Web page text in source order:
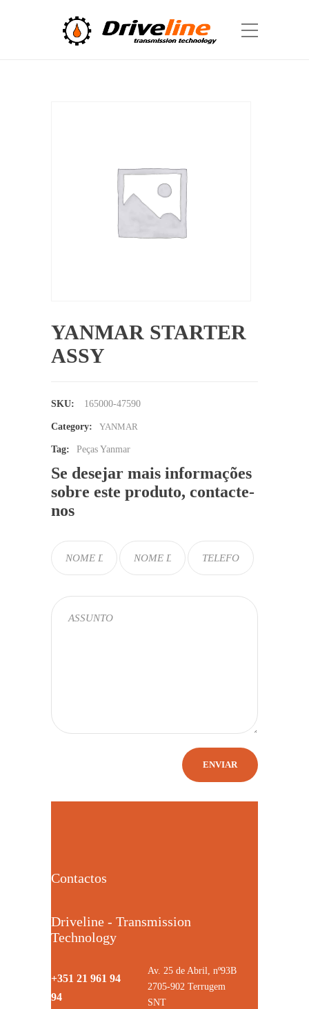
YANMAR STARTER
ASSY
SKU: 165000-47590
Category: YANMAR
Tag: Peças Yanmar
Se desejar mais informações
sobre este produto, contacte-
nos
Contactos
Driveline - Transmission
Technology
+351 21 961 94
94
Av. 25 de Abril, nº93B
2705-902 Terrugem
SNT